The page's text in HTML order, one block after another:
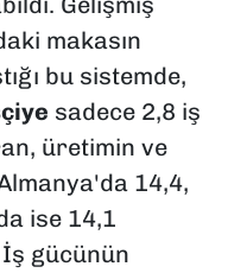
makasın
bu sistemde,
sadece 2,8 iş
üretimin ve
14,4,
ise 14,1
gücünün